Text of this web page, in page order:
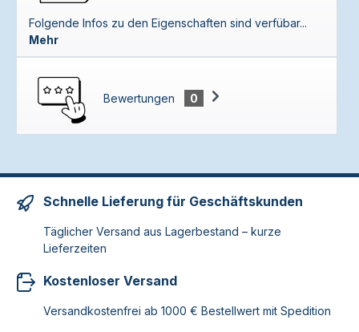
Folgende Infos zu den Eigenschaften sind verfübar...
Mehr
Bewertungen 0
Schnelle Lieferung für Geschäftskunden
Täglicher Versand aus Lagerbestand – kurze
Lieferzeiten
Kostenloser Versand
Versandkostenfrei ab 1000 € Bestellwert mit Spedition